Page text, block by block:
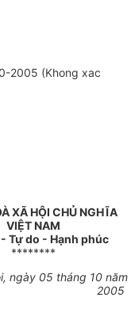
2005 (Khong xac
XÃ HỘI CHỦ NGHĨA
VIỆT NAM
Tự do - Hạnh phúc
********
ngày 05 tháng 10 năm
2005